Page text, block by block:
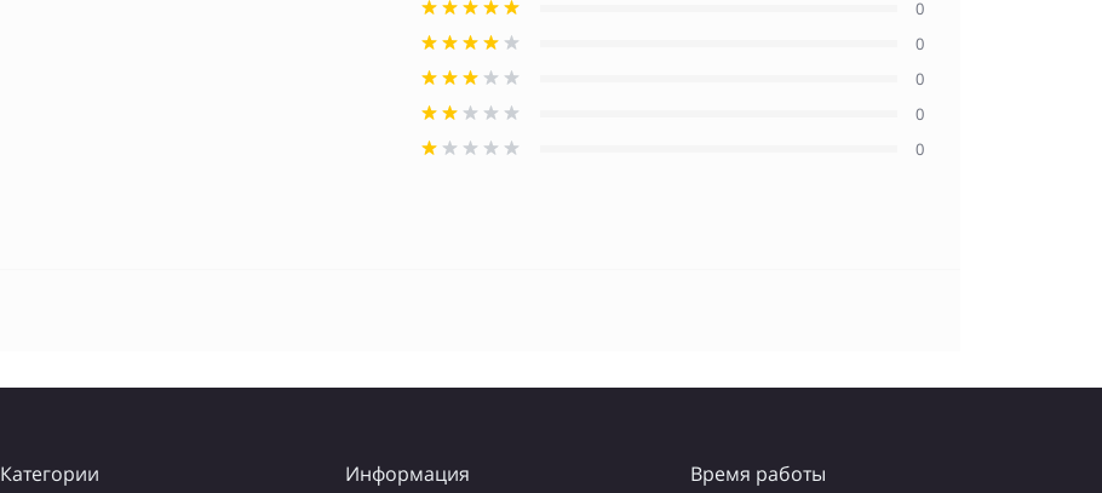
0
0
0
0
0
Категории Информация Время работы